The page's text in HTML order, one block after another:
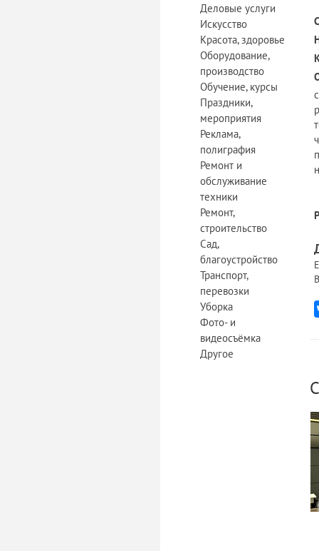
Деловые услуги
Искусство
Красота, здоровье
Оборудование,
производство
Обучение, курсы
Праздники,
мероприятия
Реклама,
полиграфия
Ремонт и
обслуживание
техники
Ремонт,
строительство
Сад,
благоустройство
Транспорт,
перевозки
Уборка
Фото- и
видеосъёмка
Другое